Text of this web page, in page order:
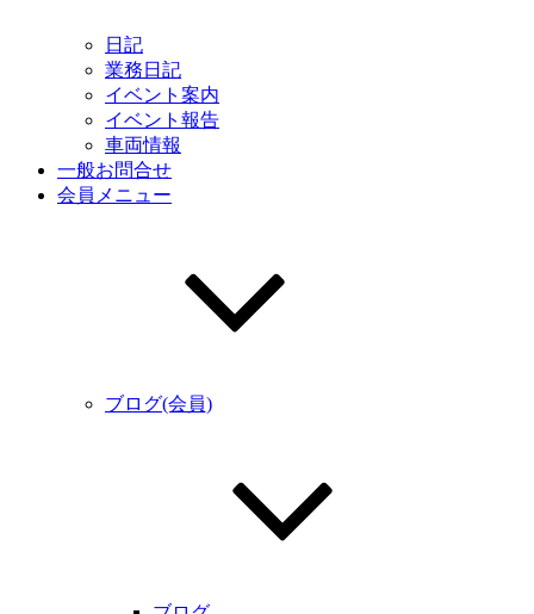
日記
業務日記
イベント案内
イベント報告
車両情報
一般お問合せ
会員メニュー
ブログ(会員)